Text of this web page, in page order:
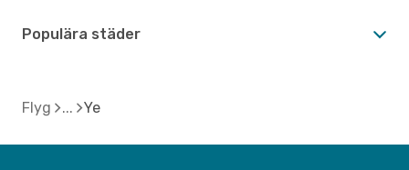
Populära städer
Flyg Ye